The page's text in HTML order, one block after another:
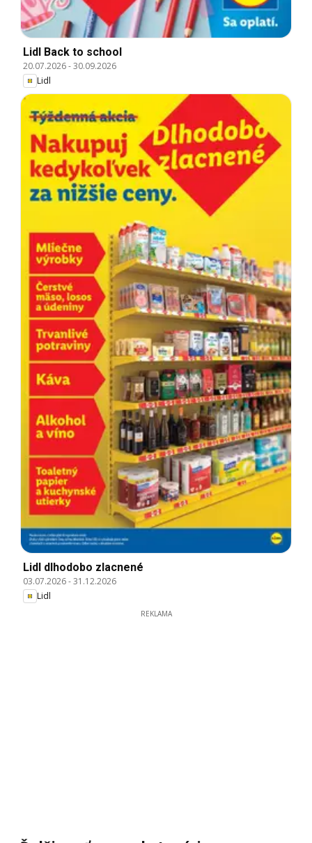
Lidl Back to school
20.07.2026-30.09.2026
Lidl
Lidl dlhodobo zlacnené
03.07.2026-31.12.2026
Lidl
REKLAMA